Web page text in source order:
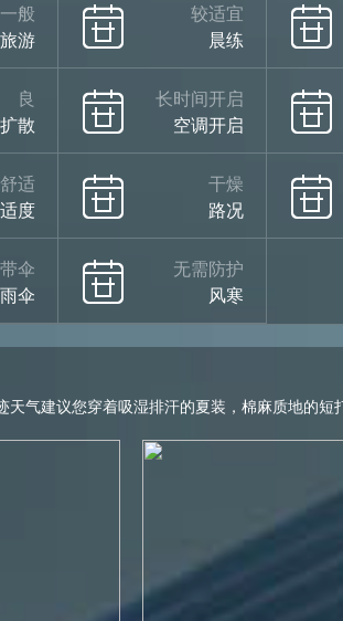
一般
旅游
较适宜
晨练
良
散
长时间开启
空调开启
适
度
干燥
路况
伞
雨伞
无需防护
风寒
天气建议您穿着吸湿排汗的夏装，棉麻质地的短